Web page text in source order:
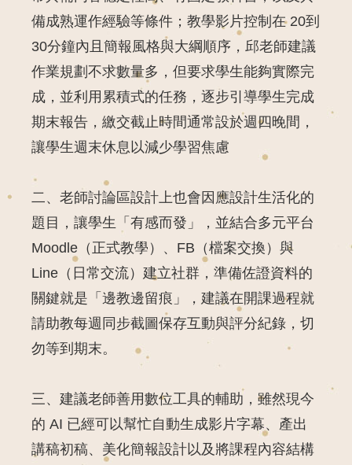
備成熟運作經驗等條件；教學影片控制在 20到
30分鐘內且簡報風格與大綱順序，邱老師建議
作業規劃不求數量多，但要求學生能夠實際完
成，並利用累積式的任務，逐步引導學生完成
期末報告，繳交截止時間通常設於週四晚間，
讓學生週末休息以減少學習焦慮
二、老師討論區設計上也會因應設計生活化的
題目，讓學生「有感而發」，並結合多元平台
Moodle（正式教學）、FB（檔案交換）與
Line（日常交流）建立社群，準備佐證資料的
關鍵就是「邊教邊留痕」，建議在開課過程就
請助教每週同步截圖保存互動與評分紀錄，切
勿等到期末。
三、建議老師善用數位工具的輔助，雖然現今
的 AI 已經可以幫忙自動生成影片字幕、產出
講稿初稿、美化簡報設計以及將課程內容結構